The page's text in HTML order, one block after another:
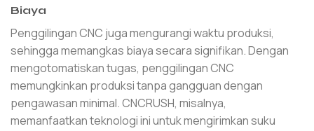
Biaya
Penggilingan CNC juga mengurangi waktu produksi,
sehingga memangkas biaya secara signifikan. Dengan
mengotomatiskan tugas, penggilingan CNC
memungkinkan produksi tanpa gangguan dengan
pengawasan minimal. CNCRUSH, misalnya,
memanfaatkan teknologi ini untuk mengirimkan suku